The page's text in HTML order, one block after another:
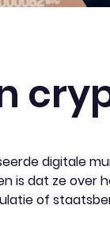
digitale
is dat ze over
of